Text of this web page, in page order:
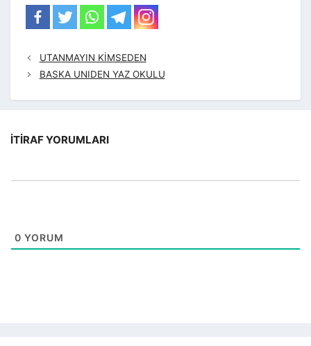
UTANMAYIN KİMSEDEN
BASKA UNIDEN YAZ OKULU
İTIRAF YORUMLARI
0 YORUM